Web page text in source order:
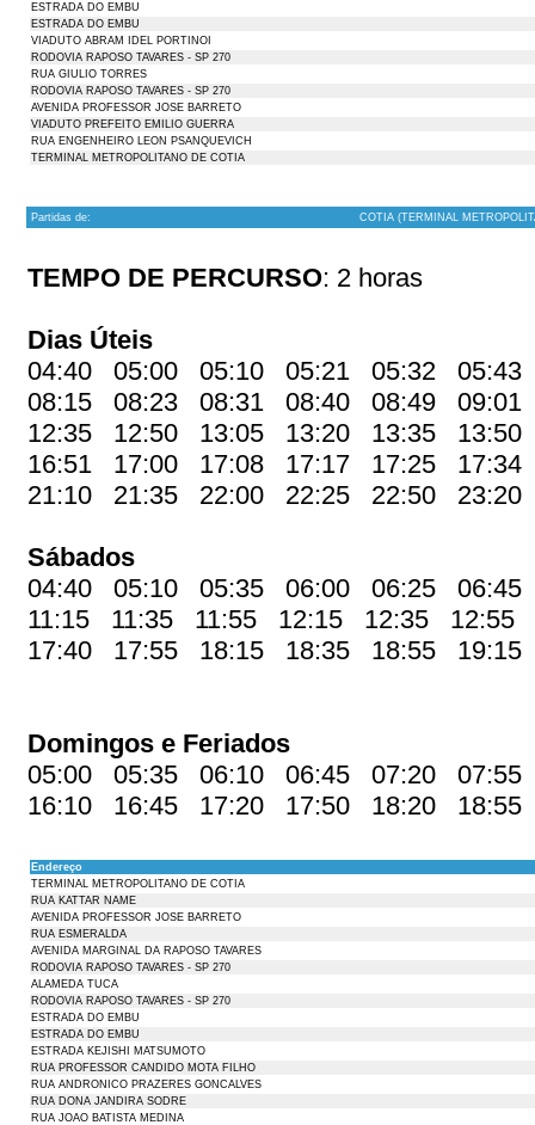
ESTRADA DO EMBU
ESTRADA DO EMBU
VIADUTO ABRAM IDEL PORTINOI
RODOVIA RAPOSO TAVARES - SP 270
RUA GIULIO TORRES
RODOVIA RAPOSO TAVARES - SP 270
AVENIDA PROFESSOR JOSE BARRETO
VIADUTO PREFEITO EMILIO GUERRA
RUA ENGENHEIRO LEON PSANQUEVICH
TERMINAL METROPOLITANO DE COTIA
Partidas de: COTIA (TERMINAL
TEMPO DE PERCURSO: 2 horas
Dias Úteis
04:40 05:00 05:10 05:21 05:32
08:15 08:23 08:31 08:40 08:49
12:35 12:50 13:05 13:20 13:35
16:51 17:00 17:08 17:17 17:25
21:10 21:35 22:00 22:25 22:50
Sábados
04:40 05:10 05:35 06:00 06:25
11:15 11:35 11:55 12:15 12:35
17:40 17:55 18:15 18:35 18:55
Domingos e Feriados
05:00 05:35 06:10 06:45 07:20
16:10 16:45 17:20 17:50 18:20
Endereço
TERMINAL METROPOLITANO DE COTIA
RUA KATTAR NAME
AVENIDA PROFESSOR JOSE BARRETO
RUA ESMERALDA
AVENIDA MARGINAL DA RAPOSO TAVARES
RODOVIA RAPOSO TAVARES - SP 270
ALAMEDA TUCA
RODOVIA RAPOSO TAVARES - SP 270
ESTRADA DO EMBU
ESTRADA DO EMBU
ESTRADA KEJISHI MATSUMOTO
RUA PROFESSOR CANDIDO MOTA FILHO
RUA ANDRONICO PRAZERES GONCALVES
RUA DONA JANDIRA SODRE
RUA JOAO BATISTA MEDINA